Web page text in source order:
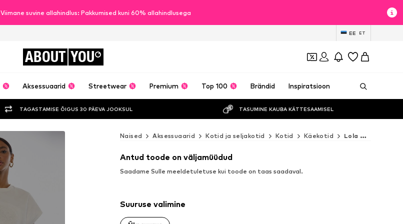
Viimane suvine allahindlus: Pakkumised kuni 60% allahindlusega
EE ET
ABOUT YOU
Aksessuaarid Streetwear Premium Top 100 Brändid Inspiratsioon
TAGASTAMISE ÕIGUS 30 PÄEVA JOOKSUL TASUMINE KAUBA KÄTTESAAMISEL
Naised Aksessuaarid Kotid ja seljakotid Kotid Käekotid Lola Casademunt Käekotid
Antud toode on väljamüüdud
Saadame Sulle meeldetuletuse kui toode on taas saadaval.
Suuruse valimine